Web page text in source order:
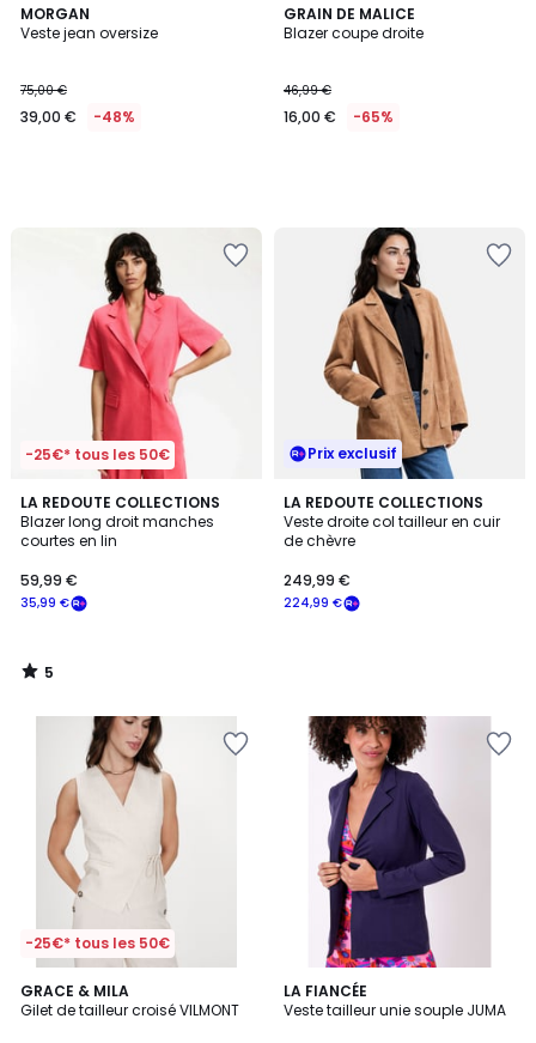
MORGAN
Veste jean oversize
75,00 €
39,00 € -48%
GRAIN DE MALICE
Blazer coupe droite
46,99 €
16,00 € -65%
-25€* tous les 50€
LA REDOUTE COLLECTIONS
Blazer long droit manches
courtes en lin
35,99 €
59,99 €
5
/
5
5
/
Prix exclusif
LA REDOUTE COLLECTIONS
Veste droite col tailleur en cuir
de chèvre
224,99 €
249,99 €
-25€* tous les 50€
GRACE & MILA
Gilet de tailleur croisé VILMONT
3
/
LA FIANCÉE
Veste tailleur unie souple JUMA
2
Couleurs